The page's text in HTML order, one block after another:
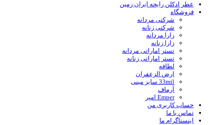
عطر ادکلن رایحه ایران زمین
فروشگاه
شرکتی مردانه
شرکتی زنانه
زارا مردانه
زارا زنانه
تستر اماراتی مردانه
تستر اماراتی زنانه
لطافه
ارض الزعفران
33mil سایز مینی
آرماف
Emper امپر
حساب کاربری من
تماس با ما
اینستاگرام ما